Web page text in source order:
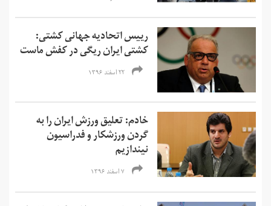
رییس اتحادیه جهانی کشتی:
کشتی ایران ریگی در کفش ماست
۲۲ اسفند ۱۳۹۶
خادم: تعلیق ورزش ایران را به
گردن ورزشکار و فدراسیون
نیندازیم
۷ اسفند ۱۳۹۶